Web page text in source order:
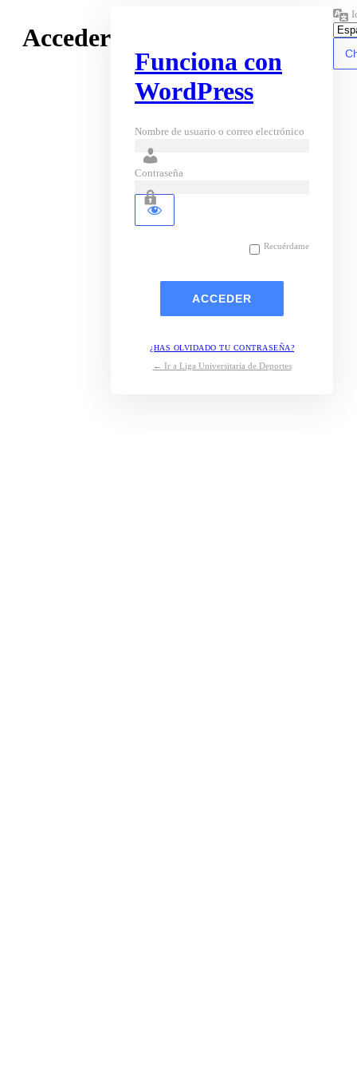
Acceder
Funciona con
WordPress
Nombre de usuario o correo electrónico
Contraseña
Recuérdame
¿HAS OLVIDADO TU CONTRASEÑA?
← Ir a Liga Universitaria de Deportes